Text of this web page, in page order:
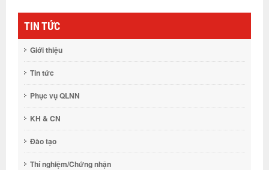
TIN TỨC
Giới thiệu
Tin tức
Phục vụ QLNN
KH & CN
Đào tạo
Thí nghiệm/Chứng nhận